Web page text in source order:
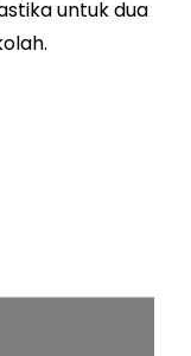
untuk dua